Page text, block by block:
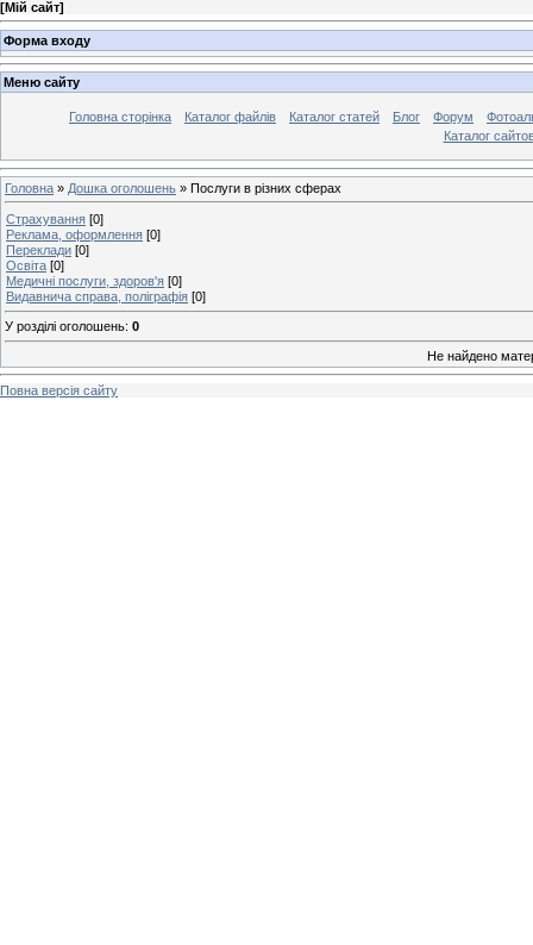
[Мій сайт]
Форма входу
Меню сайту
Головна сторінка Каталог файлів Каталог статей Блог Форум
Каталог
Головна » Дошка оголошень » Послуги в різних сферах
Страхування [0]
Реклама, оформлення [0]
Переклади [0]
Освіта [0]
Медичні послуги, здоров'я [0]
Видавнича справа, поліграфія [0]
У розділі оголошень: 0
Не найдено
Повна версія сайту